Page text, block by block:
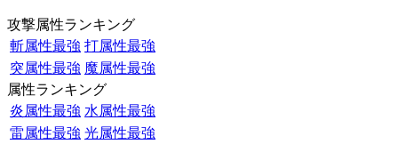
攻撃属性ランキング
斬属性最強 打属性最強
突属性最強 魔属性最強
属性ランキング
炎属性最強 水属性最強
雷属性最強 光属性最強